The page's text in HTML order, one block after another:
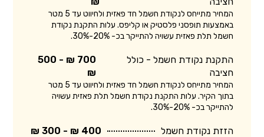
המחיר מתייחס לנקודת חשמל חד פאזית ולחיווט עד 5 מטר
באמצעות תופסני פלסטיק או קליפס. עלות התקנת נקודת
חשמל תלת פאזית עשויה להתייקר בכ- 20%-30%.
התקנת נקודת חשמל - כולל
חציבה
700 ₪ - 500
₪
המחיר מתייחס לנקודת חשמל חד פאזית ולחיווט עד 5 מטר
בתוך הקיר. עלות התקנת נקודת חשמל תלת פאזית עשויה
להתייקר בכ- 20%-30%.
הזזת נקודת חשמל 400 ₪ - 300 ₪